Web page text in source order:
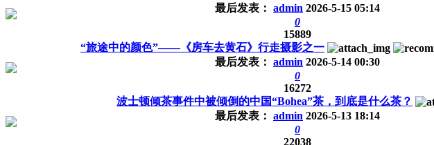
最后发表： admin 2026-5-15 05:14
0
15889
“旅途中的颜色”——《房车去黄石》行走摄影之一
最后发表： admin 2026-5-14 00:30
0
16272
波士顿倾茶事件中被倾倒的中国“Bohea”茶，到底是什么茶？
最后发表： admin 2026-5-13 18:14
0
22038